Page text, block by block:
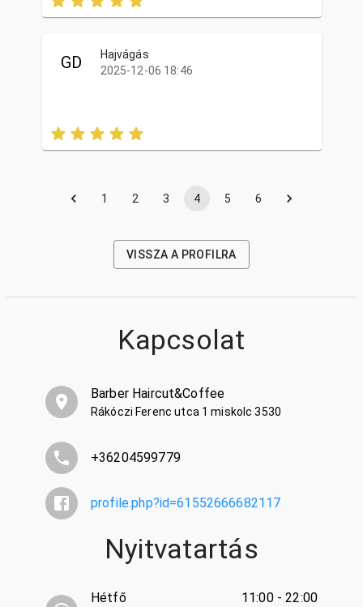
GD
Hajvágás
2025-12-06 18:46
1 2 3 4 5 6
VISSZA A PROFILRA
Kapcsolat
Barber Haircut&Coffee
Rákóczi Ferenc utca 1 miskolc 3530
+36204599779
profile.php?id=61552666682117
Nyitvatartás
Hétfő 11:00 - 22:00